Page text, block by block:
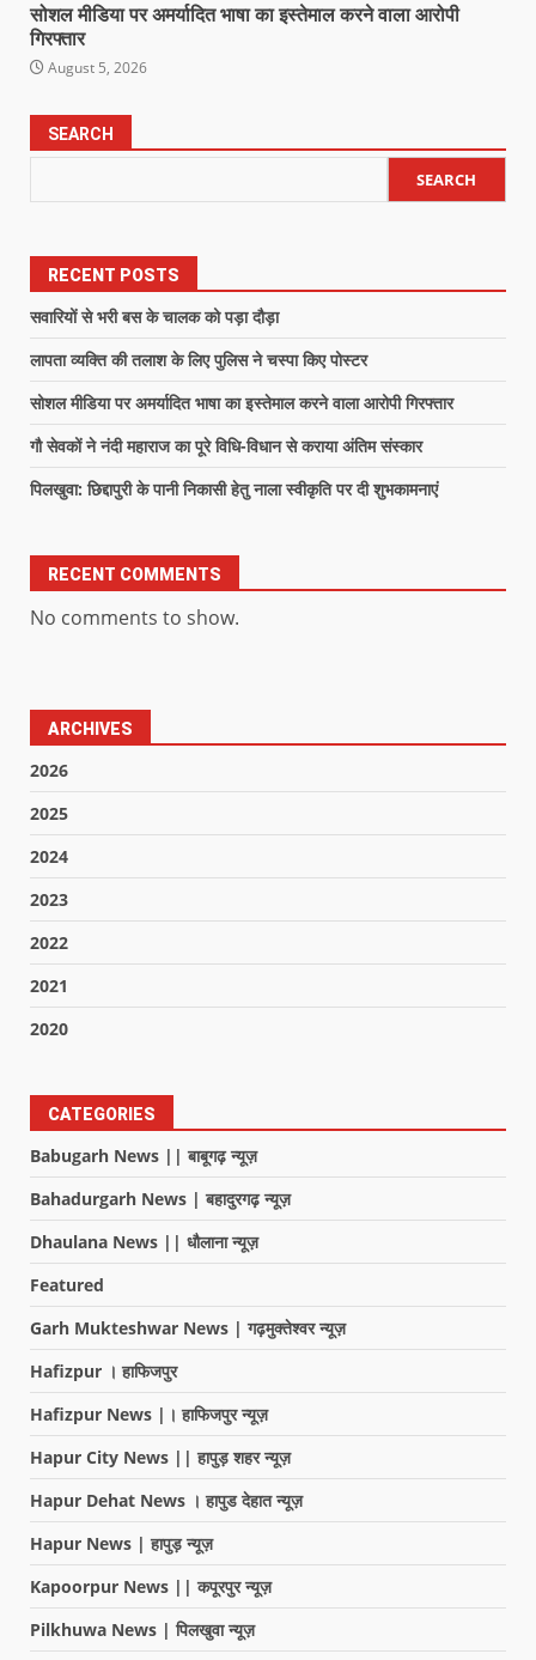
सोशल मीडिया पर अमर्यादित भाषा का इस्तेमाल करने वाला आरोपी
गिरफ्तार
August 5, 2026
SEARCH
SEARCH
RECENT POSTS
सवारियों से भरी बस के चालक को पड़ा दौड़ा
लापता व्यक्ति की तलाश के लिए पुलिस ने चस्पा किए पोस्टर
सोशल मीडिया पर अमर्यादित भाषा का इस्तेमाल करने वाला आरोपी गिरफ्तार
गौ सेवकों ने नंदी महाराज का पूरे विधि-विधान से कराया अंतिम संस्कार
पिलखुवा: छिद्दापुरी के पानी निकासी हेतु नाला स्वीकृति पर दी शुभकामनाएं
RECENT COMMENTS
No comments to show.
ARCHIVES
2026
2025
2024
2023
2022
2021
2020
CATEGORIES
Babugarh News || बाबूगढ़ न्यूज़
Bahadurgarh News | बहादुरगढ़ न्यूज़
Dhaulana News || धौलाना न्यूज़
Featured
Garh Mukteshwar News | गढ़मुक्तेश्वर न्यूज़
Hafizpur । हाफिजपुर
Hafizpur News |। हाफिजपुर न्यूज़
Hapur City News || हापुड़ शहर न्यूज़
Hapur Dehat News । हापुड देहात न्यूज़
Hapur News | हापुड़ न्यूज़
Kapoorpur News || कपूरपुर न्यूज़
Pilkhuwa News | पिलखुवा न्यूज़